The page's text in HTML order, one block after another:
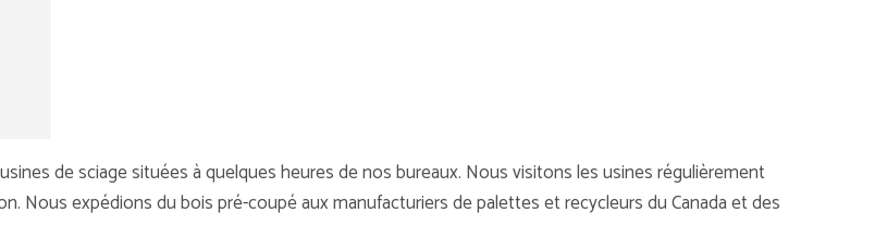
de sciage situées à quelques heures de nos bureaux. Nous visitons les usines régulièrement
Nous expédions du bois pré-coupé aux manufacturiers de palettes et recycleurs du Canada et des